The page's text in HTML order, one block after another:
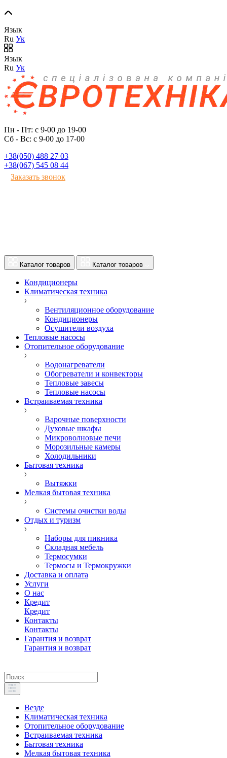
Язык
Ru Ук
Язык
Ru Ук
Пн - Пт: с 9-00 до 19-00
Сб - Вс: с 9-00 до 17-00
+38(050) 488 27 03
+38(067) 545 08 44
Заказать звонок
Каталог товаров Каталог товаров
Кондиционеры
Климатическая техника
Вентиляционное оборудование
Кондиционеры
Осушители воздуха
Тепловые насосы
Отопительное оборудование
Водонагреватели
Обогреватели и конвекторы
Тепловые завесы
Тепловые насосы
Встраиваемая техника
Варочные поверхности
Духовые шкафы
Микроволновые печи
Морозильные камеры
Холодильники
Бытовая техника
Вытяжки
Мелкая бытовая техника
Системы очистки воды
Отдых и туризм
Наборы для пикника
Складная мебель
Термосумки
Термосы и Термокружки
Доставка и оплата
Услуги
О нас
Кредит
Кредит
Контакты
Контакты
Гарантия и возврат
Гарантия и возврат
Везде
Климатическая техника
Отопительное оборудование
Встраиваемая техника
Бытовая техника
Мелкая бытовая техника